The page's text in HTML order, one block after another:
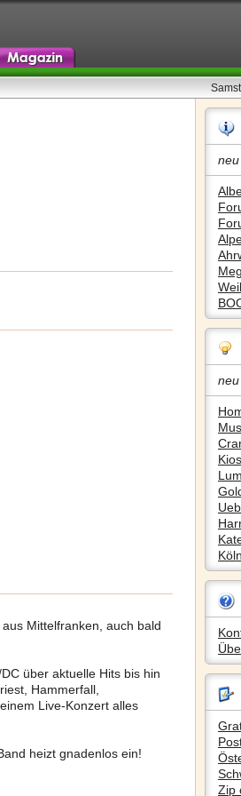
neu
neu
Zip
Mittelfranken, auch bald
über aktuelle Hits bis hin
Hammerfall,
Live-Konzert alles
heizt gnadenlos ein!